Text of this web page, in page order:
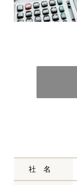
社 名